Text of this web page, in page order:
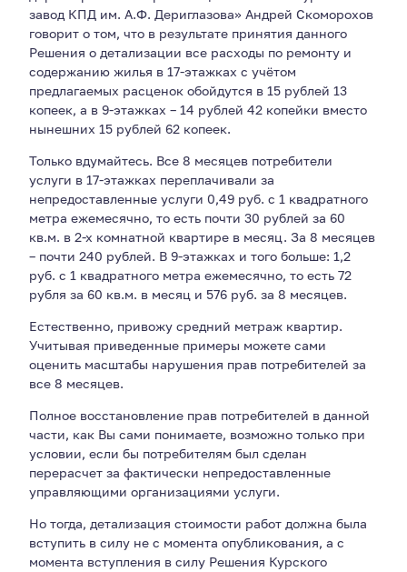
завод КПД им. А.Ф. Дериглазова» Андрей Скоморохов
говорит о том, что в результате принятия данного
Решения о детализации все расходы по ремонту и
содержанию жилья в 17-этажках с учётом
предлагаемых расценок обойдутся в 15 рублей 13
копеек, а в 9-этажках – 14 рублей 42 копейки вместо
нынешних 15 рублей 62 копеек.
Только вдумайтесь. Все 8 месяцев потребители
услуги в 17-этажках переплачивали за
непредоставленные услуги 0,49 руб. с 1 квадратного
метра ежемесячно, то есть почти 30 рублей за 60
кв.м. в 2-х комнатной квартире в месяц. За 8 месяцев
– почти 240 рублей. В 9-этажках и того больше: 1,2
руб. с 1 квадратного метра ежемесячно, то есть 72
рубля за 60 кв.м. в месяц и 576 руб. за 8 месяцев.
Естественно, привожу средний метраж квартир.
Учитывая приведенные примеры можете сами
оценить масштабы нарушения прав потребителей за
все 8 месяцев.
Полное восстановление прав потребителей в данной
части, как Вы сами понимаете, возможно только при
условии, если бы потребителям был сделан
перерасчет за фактически непредоставленные
управляющими организациями услуги.
Но тогда, детализация стоимости работ должна была
вступить в силу не с момента опубликования, а с
момента вступления в силу Решения Курского